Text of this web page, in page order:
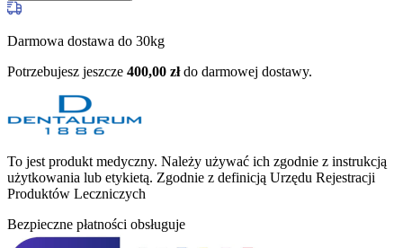
Darmowa dostawa do 30kg
Potrzebujesz jeszcze 400,00 złdo darmowej dostawy.
To jest produkt medyczny. Należy używać ich zgodnie z instrukcją
użytkowania lub etykietą. Zgodnie z definicją Urzędu Rejestracji
Produktów Leczniczych
Bezpieczne płatności obsługuje